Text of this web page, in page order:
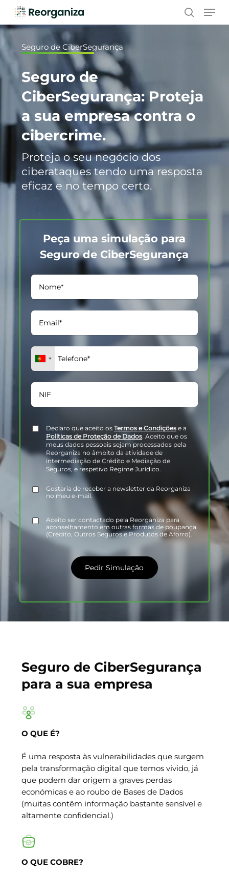
Skip
main
search
Seguro de CiberSegurança
Seguro de
CiberSegurança: Proteja
a sua empresa contra o
cibercrime.
Proteja o seu negócio dos
ciberataques tendo uma resposta
eficaz e no tempo certo.
Peça uma simulação para
Seguro de CiberSegurança
Declaro que aceito os Termos e Condiçõese a
Políticas de Proteção de Dados. Aceito que os
meus dados pessoais sejam processados pela
Reorganiza no âmbito da atividade de
intermediação de Crédito e Mediação de
Seguros, e respetivo Regime Jurídico.
Gostaria de receber a newsletter da Reorganiza
no meu e-mail.
Aceito ser contactado pela Reorganiza para
aconselhamento em outras formas de poupança
(Crédito, Outros Seguros e Produtos de Aforro).
Pedir Simulação
Seguro de CiberSegurança
para a sua empresa
O QUE É?
É uma resposta às vulnerabilidades que surgem
pela transformação digital que temos vivido, já
que podem dar origem a graves perdas
económicas e ao roubo de Bases de Dados
(muitas contêm informação bastante sensível e
altamente confidencial.)
O QUE COBRE?